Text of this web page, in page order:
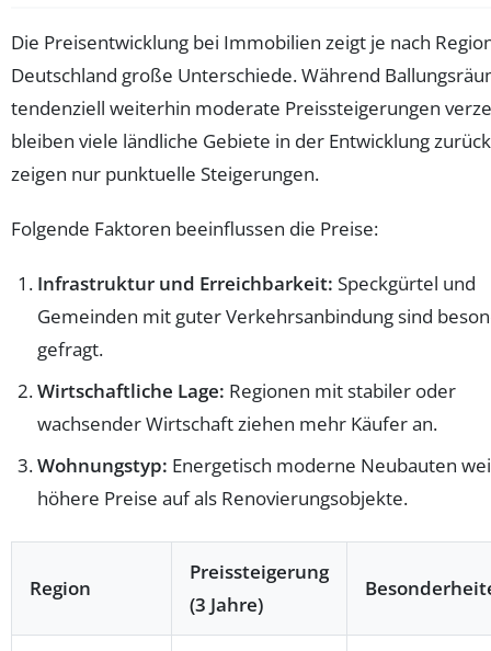
Die Preisentwicklung bei Immobilien zeigt je nach
Deutschland große Unterschiede. Während
tendenziell weiterhin moderate Preissteigerungen
bleiben viele ländliche Gebiete in der Entwicklung
zeigen nur punktuelle Steigerungen.
Folgende Faktoren beeinflussen die Preise:
Infrastruktur und Erreichbarkeit: Speckgürtel und
Gemeinden mit guter Verkehrsanbindung sind
gefragt.
Wirtschaftliche Lage: Regionen mit stabiler oder
wachsender Wirtschaft ziehen mehr Käufer an.
Wohnungstyp: Energetisch moderne Neubauten
höhere Preise auf als Renovierungsobjekte.
Region
Preissteigerung
(3 Jahre)